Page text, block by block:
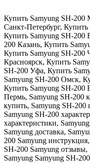
Купить Samyung SH-200
Санкт-Петербург, Купить
Купить Samyung SH-200
200 Казань, Купить
Купить Samyung SH-200
Красноярск, Купить
SH-200 Уфа, Купить
Samyung SH-200 Омск,
Купить Samyung SH-200
Пермь, Samyung SH-200
купить, Samyung SH-200
Samyung SH-200
характеристики,
Samyung доставка,
200 Samyung инструкция,
SH-200 Samyung отзывы,
Samyung Samyung SH-200